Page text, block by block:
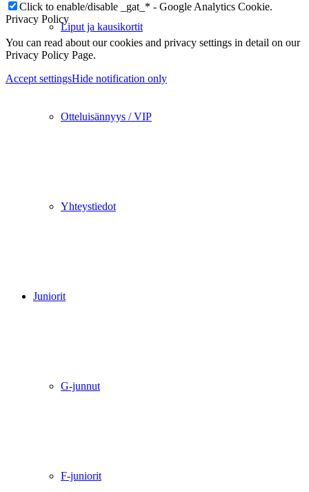
Liput ja kausikortit
Otteluisännyys / VIP
Yhteystiedot
Juniorit
G-junnut
F-juniorit
Click to enable/disable _gat_* - Google Analytics Cookie.
Privacy Policy
You can read about our cookies and privacy settings in detail on our
Privacy Policy Page.
Accept settingsHide notification only